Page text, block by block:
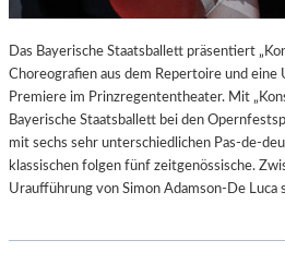
Das Bayerische Staatsballett präsentiert
Choreografien aus dem Repertoire und
Premiere im Prinzregententheater. Mit
Bayerische Staatsballett bei den
mit sechs sehr unterschiedlichen Pas-de-
klassischen folgen fünf zeitgenössische.
Uraufführung von Simon Adamson-De Luca